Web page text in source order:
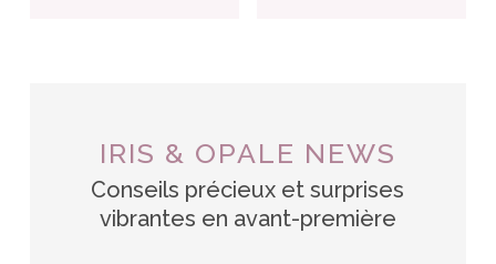
IRIS & OPALE NEWS
Conseils précieux et surprises
vibrantes en avant-première